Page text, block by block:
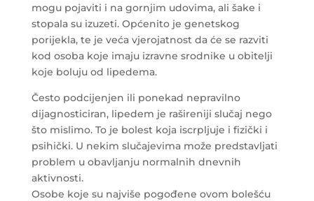
mogu pojaviti i na gornjim udovima, ali šake i
stopala su izuzeti. Općenito je genetskog
porijekla, te je veća vjerojatnost da će se razviti
kod osoba koje imaju izravne srodnike u obitelji
koje boluju od lipedema.
Često podcijenjen ili ponekad nepravilno
dijagnosticiran, lipedem je rašireniji slučaj nego
što mislimo. To je bolest koja iscrpljuje i fizički i
psihički. U nekim slučajevima može predstavljati
problem u obavljanju normalnih dnevnih
aktivnosti.
Osobe koje su najviše pogođene ovom bolešću